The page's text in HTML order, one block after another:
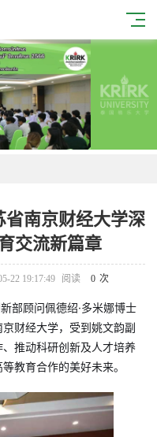
省南京财经大学深
交流新篇章
22 19:17:49 阅读 0 次
部顾问佩德绍·多米娜博士
财经大学，受到姚文韵副
推动科研创新及人才培养
教育合作的美好未来。